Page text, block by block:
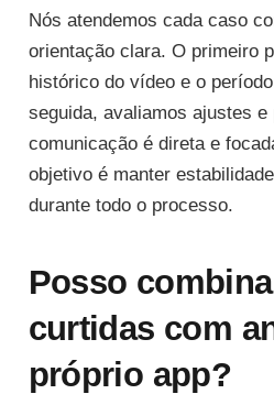
Nós atendemos cada caso
orientação clara. O primeiro
histórico do vídeo e o
seguida, avaliamos ajustes
comunicação é direta e
objetivo é manter
durante todo o processo.
Posso
curtidas com
próprio app?